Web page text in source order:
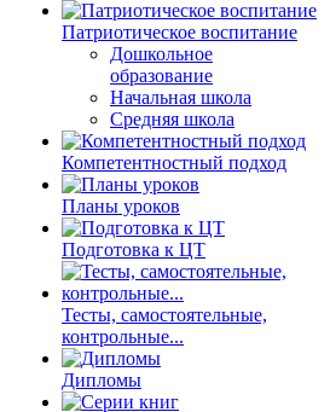
Патриотическое воспитание
Дошкольное
образование
Начальная школа
Средняя школа
Компетентностный подход
Планы уроков
Подготовка к ЦТ
Тесты, самостоятельные,
контрольные...
Дипломы